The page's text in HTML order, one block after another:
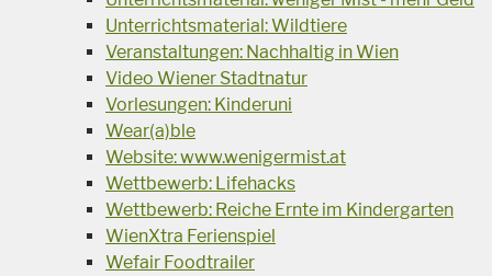
Unterrichtsmaterial: Wildtiere
Veranstaltungen: Nachhaltig in Wien
Video Wiener Stadtnatur
Vorlesungen: Kinderuni
Wear(a)ble
Website: www.wenigermist.at
Wettbewerb: Lifehacks
Wettbewerb: Reiche Ernte im Kindergarten
WienXtra Ferienspiel
Wefair Foodtrailer